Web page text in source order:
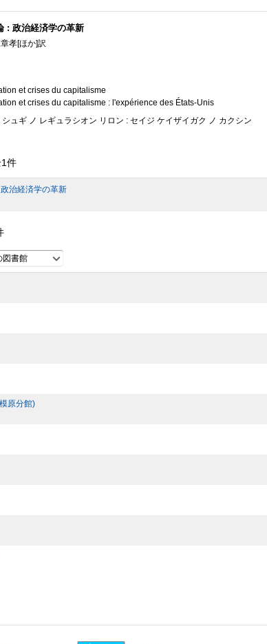
: 政治経済学の革新
孝[ほか]訳
et crises du capitalisme
et crises du capitalisme : l'expérience des États-Unis
シュギ ノ レギュラシオン リロン : セイジ ケイザイガク ノ カクシン
1件
治経済学の革新
図書館
原分館)